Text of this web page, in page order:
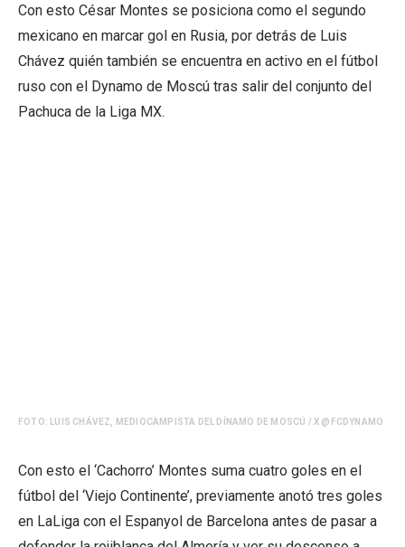
Con esto César Montes se posiciona como el segundo
mexicano en marcar gol en Rusia, por detrás de Luis
Chávez quién también se encuentra en activo en el fútbol
ruso con el Dynamo de Moscú tras salir del conjunto del
Pachuca de la Liga MX.
FOTO: LUIS CHÁVEZ, MEDIOCAMPISTA DEL DÍNAMO DE MOSCÚ / X @FCDYNAMO
Con esto el ‘Cachorro’ Montes suma cuatro goles en el
fútbol del ‘Viejo Continente’, previamente anotó tres goles
en LaLiga con el Espanyol de Barcelona antes de pasar a